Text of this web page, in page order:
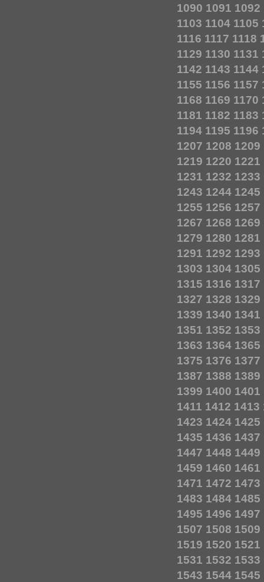
1090 1091 1092
1103 1104 1105
1116 1117 1118
1129 1130 1131
1142 1143 1144
1155 1156 1157
1168 1169 1170
1181 1182 1183
1194 1195 1196
1207 1208 1209
1219 1220 1221
1231 1232 1233
1243 1244 1245
1255 1256 1257
1267 1268 1269
1279 1280 1281
1291 1292 1293
1303 1304 1305
1315 1316 1317
1327 1328 1329
1339 1340 1341
1351 1352 1353
1363 1364 1365
1375 1376 1377
1387 1388 1389
1399 1400 1401
1411 1412 1413
1423 1424 1425
1435 1436 1437
1447 1448 1449
1459 1460 1461
1471 1472 1473
1483 1484 1485
1495 1496 1497
1507 1508 1509
1519 1520 1521
1531 1532 1533
1543 1544 1545